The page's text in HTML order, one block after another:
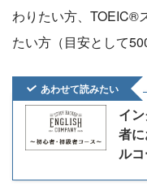
わりたい方、TOEIC®
たい方（目安として
あわせて読みたい
イ
者
ル